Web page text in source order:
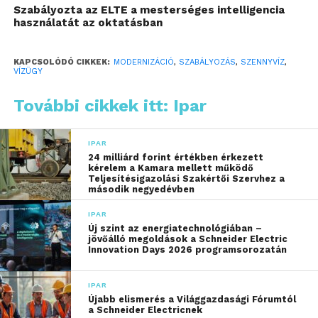
drasztikusan csökkenteni. Többek között erre
hoz példát a világ egyik vezető víztechnológiai
fenntarthatósági jelentése. A Time magazin
vállalata közé választott Xylem technológiai
startupokkal is együtt dolgozik, hogy zöldítse
és energiakímélőbbé tegye a szennyvíztisztítás
folyamatát.
Szabályozta az ELTE a mesterséges intelligencia
használatát az oktatásban
KAPCSOLÓDÓ CIKKEK: MODERNIZÁCIÓ, SZABÁLYOZÁS, SZENNYVÍZ,
VÍZÜGY
További cikkek itt: Ipar
IPAR
24 milliárd forint értékben érkezett
kérelem a Kamara mellett működő
Teljesítésigazolási Szakértői Szervhez a
második negyedévben
IPAR
Új szint az energiatechnológiában –
jövőálló megoldások a Schneider Electric
Innovation Days 2026 programsorozatán
IPAR
Újabb elismerés a Világgazdasági Fórumtól
a Schneider Electricnek